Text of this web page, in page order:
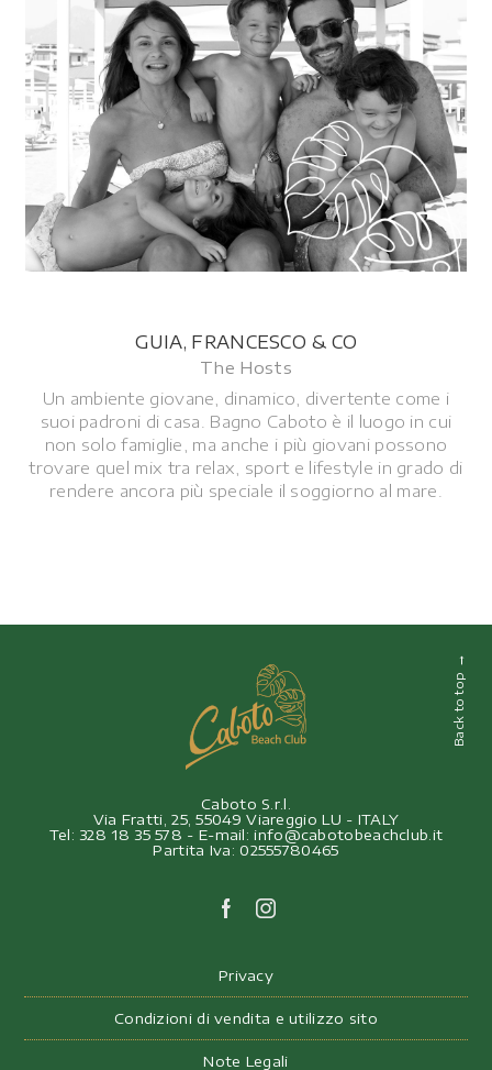
GUIA, FRANCESCO & CO
The Hosts
Un ambiente giovane, dinamico, divertente come i
suoi padroni di casa. Bagno Caboto è il luogo in cui
non solo famiglie, ma anche i più giovani possono
trovare quel mix tra relax, sport e lifestyle in grado di
rendere ancora più speciale il soggiorno al mare.
Back to top
→
Caboto S.r.l.
Via Fratti, 25, 55049 Viareggio LU - ITALY
Tel: 328 18 35 578 - E-mail: info@cabotobeachclub.it
Partita Iva: 02555780465
Privacy
Condizioni di vendita e utilizzo sito
Note Legali